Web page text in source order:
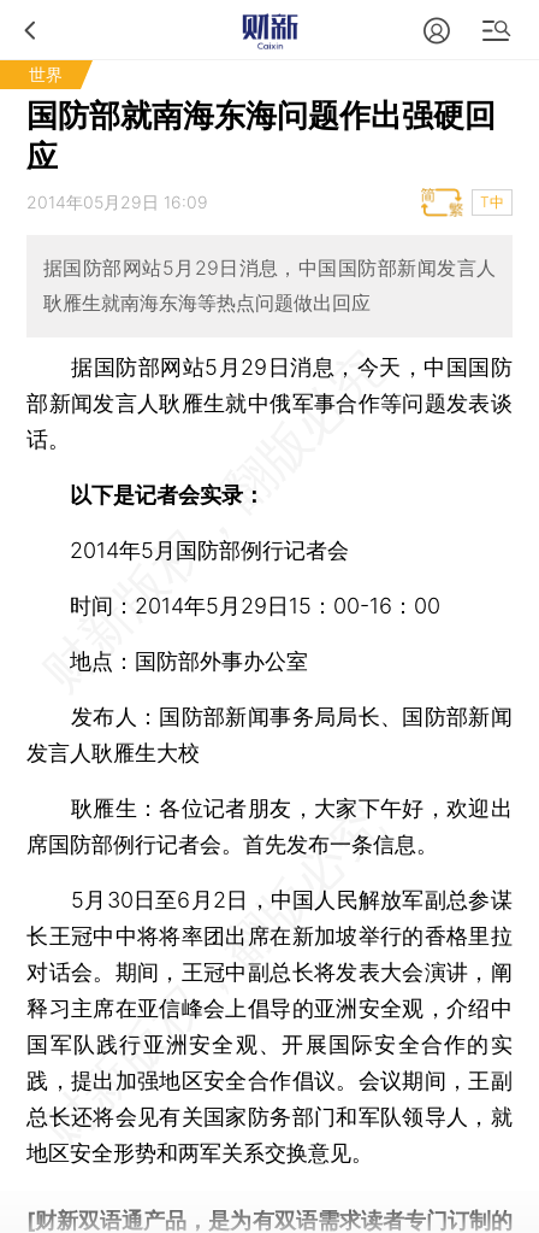
世界
国防部就南海东海问题作出强硬回
应
2014年05月29日 16:09 T中
据国防部网站5月29日消息，中国国防部新闻发言人
耿雁生就南海东海等热点问题做出回应
据国防部网站5月29日消息，今天，中国国防
部新闻发言人耿雁生就中俄军事合作等问题发表谈
话。
以下是记者会实录：
2014年5月国防部例行记者会
时间：2014年5月29日15：00-16：00
地点：国防部外事办公室
发布人：国防部新闻事务局局长、国防部新闻
发言人耿雁生大校
耿雁生：各位记者朋友，大家下午好，欢迎出
席国防部例行记者会。首先发布一条信息。
5月30日至6月2日，中国人民解放军副总参谋
长王冠中中将将率团出席在新加坡举行的香格里拉
对话会。期间，王冠中副总长将发表大会演讲，阐
释习主席在亚信峰会上倡导的亚洲安全观，介绍中
国军队践行亚洲安全观、开展国际安全合作的实
践，提出加强地区安全合作倡议。会议期间，王副
总长还将会见有关国家防务部门和军队领导人，就
地区安全形势和两军关系交换意见。
[财新双语通产品，是为有双语需求读者专门订制的